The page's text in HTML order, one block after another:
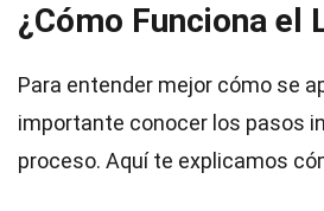
¿Cómo Funciona el
Para entender mejor cómo se
importante conocer los pasos
proceso. Aquí te explicamos